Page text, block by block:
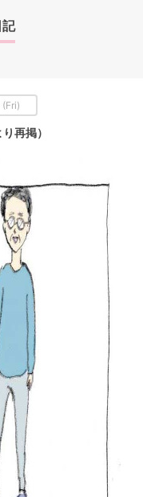
(Fri)
再掲）